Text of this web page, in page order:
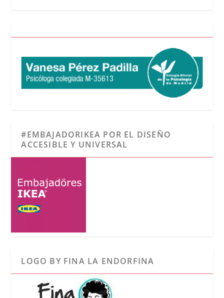
#EMBAJADORIKEA POR EL DISEÑO
ACCESIBLE Y UNIVERSAL
LOGO BY FINA LA ENDORFINA